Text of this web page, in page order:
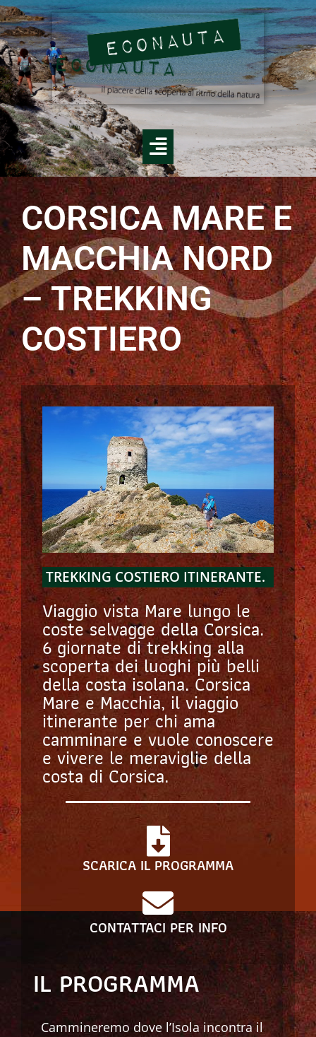
CORSICA MARE E
MACCHIA NORD
– TREKKING
COSTIERO
TREKKING COSTIERO ITINERANTE.
Viaggio vista Mare lungo le
coste selvagge della Corsica.
6 giornate di trekking alla
scoperta dei luoghi più belli
della costa isolana. Corsica
Mare e Macchia, il viaggio
itinerante per chi ama
camminare e vuole conoscere
e vivere le meraviglie della
costa di Corsica.
SCARICA IL PROGRAMMA
CONTATTACI PER INFO
IL PROGRAMMA
Cammineremo dove l’Isola incontra il